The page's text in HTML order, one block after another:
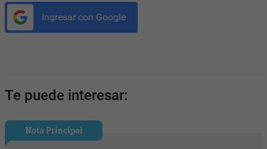
Ingresar con Google
Te puede interesar:
Nota Principal